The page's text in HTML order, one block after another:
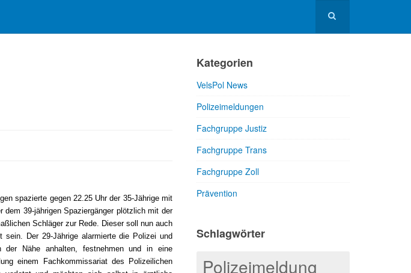
spazierte gegen 22.25 Uhr der 35-Jährige mit
39-jährigen Spaziergänger plötzlich mit der
Schläger zur Rede. Dieser soll nun auch
Der 29-Jährige alarmierte die Polizei und
der Nähe anhalten, festnehmen und in eine
einem Fachkommissariat des Polizeilichen
Kategorien
VelsPol News
Polizeimeldungen
Fachgruppe Justiz
Fachgruppe Trans
Fachgruppe Zoll
Prävention
Schlagwörter
Polizeimeldung